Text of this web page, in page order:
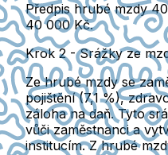
Předpis hrubé mzdy
40 000 Kč.
Krok 2 - Srážky ze
Ze hrubé mzdy se
pojištění(7,1 %),
záloha na daň. Tyto
vůči zaměstnanci a
institucím.Z hrubé